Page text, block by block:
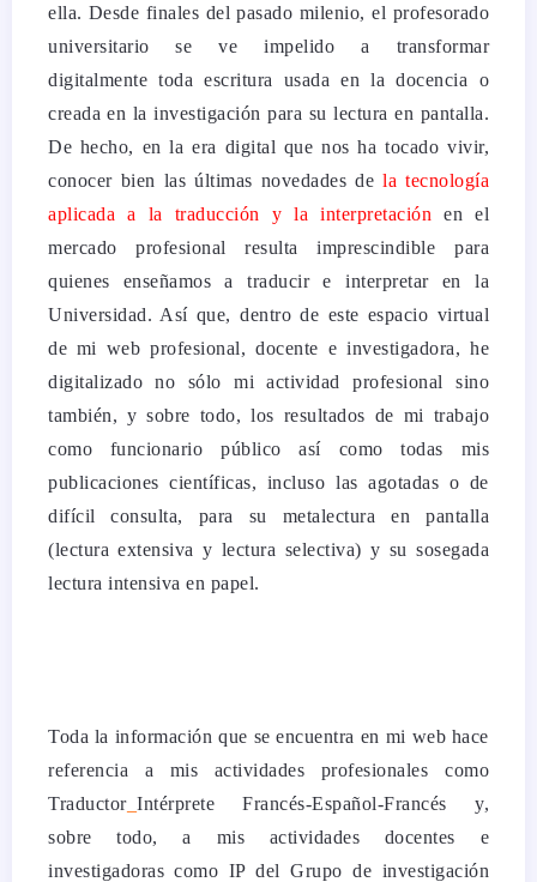
ella. Desde finales del pasado milenio, el profesorado
universitario se ve impelido a transformar
digitalmente toda escritura usada en la docencia o
creada en la investigación para su lectura en pantalla.
De hecho, en la era digital que nos ha tocado vivir,
conocer bien las últimas novedades de la tecnología
aplicada a la traducción y la interpretación en el
mercado profesional resulta imprescindible para
quienes enseñamos a traducir e interpretar en la
Universidad. Así que, dentro de este espacio virtual
de mi web profesional, docente e investigadora, he
digitalizado no sólo mi actividad profesional sino
también, y sobre todo, los resultados de mi trabajo
como funcionario público así como todas mis
publicaciones científicas, incluso las agotadas o de
difícil consulta, para su metalectura en pantalla
(lectura extensiva y lectura selectiva) y su sosegada
lectura intensiva en papel.
Toda la información que se encuentra en mi web hace
referencia a mis actividades profesionales como
Traductor_ Intérprete Francés-Español-Francés y,
sobre todo, a mis actividades docentes e
investigadoras como IP del Grupo de investigación